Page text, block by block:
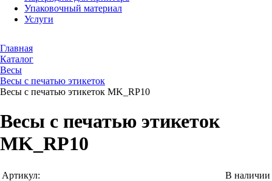
Упаковочный материал
Услуги
Главная
Каталог
Весы
Весы с печатью этикеток
Весы с печатью этикеток MK_RP10
Весы с печатью этикеток
MK_RP10
Артикул:
В наличии